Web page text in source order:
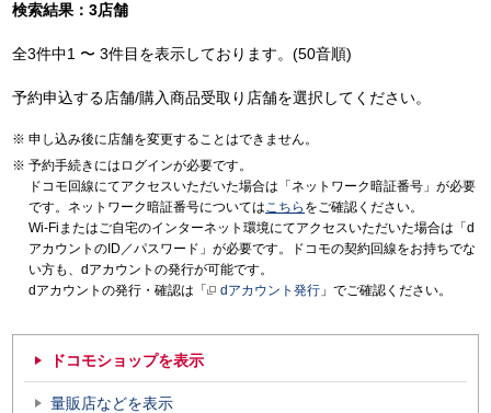
検索結果：3店舗
全3件中1 〜 3件目を表示しております。(50音順)
予約申込する店舗/購入商品受取り店舗を選択してください。
申し込み後に店舗を変更することはできません。
予約手続きにはログインが必要です。
ドコモ回線にてアクセスいただいた場合は「ネットワーク暗証番号」が必要
です。ネットワーク暗証番号についてはこちら をご確認ください。
Wi-Fiまたはご自宅のインターネット環境にてアクセスいただいた場合は「d
アカウントのID／パスワード」が必要です。ドコモの契約回線をお持ちでな
い方も、dアカウントの発行が可能です。
dアカウントの発行・確認は「
dアカウント発行 」でご確認ください。
ドコモショップを表示
量販店などを表示